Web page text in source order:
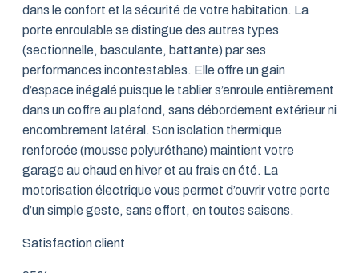
dans le confort et la sécurité de votre habitation. La
porte enroulable se distingue des autres types
(sectionnelle, basculante, battante) par ses
performances incontestables. Elle offre un gain
d’espace inégalé puisque le tablier s’enroule entièrement
dans un coffre au plafond, sans débordement extérieur ni
encombrement latéral. Son isolation thermique
renforcée (mousse polyuréthane) maintient votre
garage au chaud en hiver et au frais en été. La
motorisation électrique vous permet d’ouvrir votre porte
d’un simple geste, sans effort, en toutes saisons.
Satisfaction client